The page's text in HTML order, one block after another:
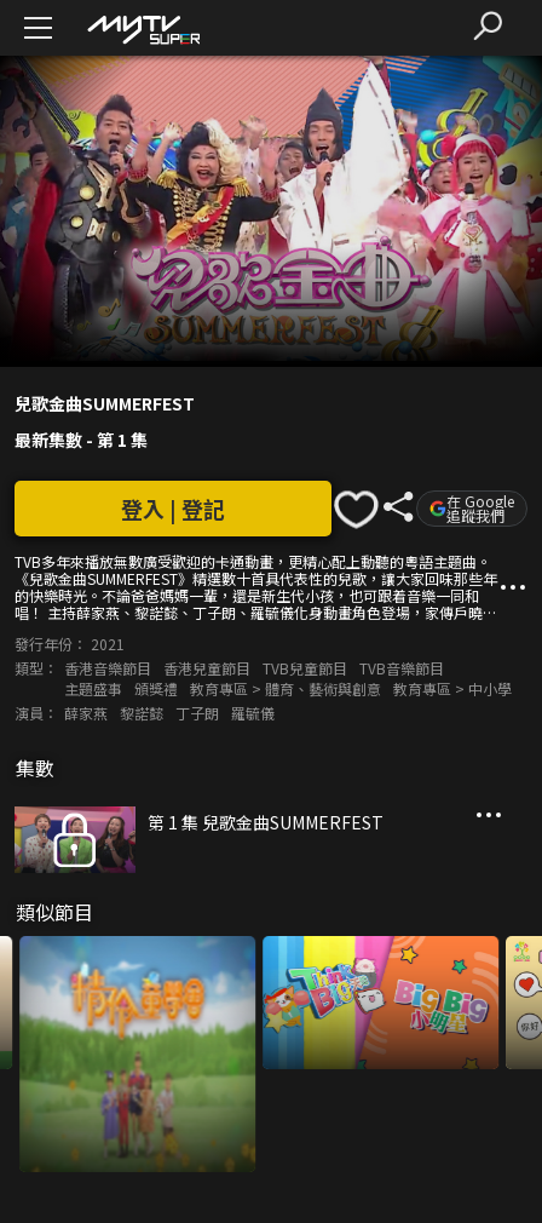
兒歌金曲SUMMERFEST
最新集數 - 第 1 集
TVB多年來播放無數廣受歡迎的卡通動畫，更精心配上動聽的粵語主題曲。
《兒歌金曲SUMMERFEST》精選數十首具代表性的兒歌，讓大家回味那些年
的快樂時光。不論爸爸媽媽一輩，還是新生代小孩，也可跟着音樂一同和
唱！ 主持薛家燕、黎諾懿、丁子朗、羅毓儀化身動畫角色登場，家傳戶曉的
唱團獻聲助興；李幸倪、譚嘉儀則聯同管弦樂團，帶來電影主題金曲。
登入 | 登記 在 Google
追蹤我們
發行年份： 2021
類型：
香港音樂節目 香港兒童節目 TVB兒童節目
TVB音樂節目
主題盛事
頒獎禮 教育專區 > 體育、藝術與創意
教育專區 > 中小學
演員： 薛家燕 黎諾懿 丁子朗 羅毓儀
集數
第 1 集 兒歌金曲SUMMERFEST
類似節目